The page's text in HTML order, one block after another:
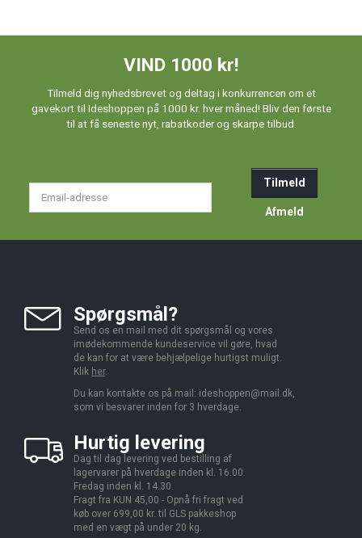
VIND 1000 kr!
Tilmeld dig nyhedsbrevet og deltag i konkurrencen om et
gavekort til Ideshoppen på 1000 kr. hver måned! Bliv den første
til at få seneste nyt, rabatkoder og skarpe tilbud.
Tilmeld
Afmeld
Spørgsmål?
Send os en mail med dit spørgsmål og vores
imødekommende kundeservice vil gøre, hvad
de kan for at være behjælpelige hurtigst muligt.
Klik her.
Du kan kontakte os på mail: ideshoppen@mail.dk,
som vi besvarer inden for 3 hverdage.
Hurtig levering
Dag til dag levering ved bestilling af
lagervarer på hverdage inden kl. 16.00.
Fredag inden kl. 14.30.
Fragt fra KUN 45,00 - Opnå fri fragt ved
køb over 699,00 kr. til GLS pakkeshop
med en vægt på under 20 kg.